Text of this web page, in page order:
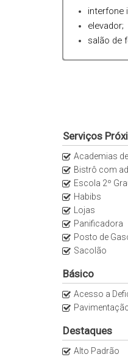
interfone
elevador;
salão de
Serviços
Academias
Bistrô com
Escola 2º
Habibs
Lojas
Panificadora
Posto de
Sacolão
Básico
Acesso a
Destaques
Alto Padrão